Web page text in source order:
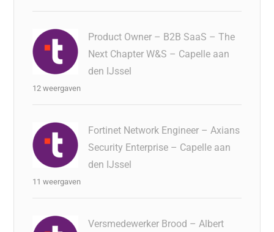
Product Owner – B2B SaaS – The
Next Chapter W&S – Capelle aan
den IJssel
12 weergaven
Fortinet Network Engineer – Axians
Security Enterprise – Capelle aan
den IJssel
11 weergaven
Versmedewerker Brood – Albert